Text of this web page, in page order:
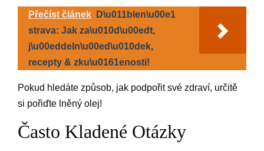
Přečíst článek
D\u011blen\u00e1
strava: Jak za\u010d\u00edt,
j\u00eddeln\u00ed\u010dek,
recepty & zku\u0161enosti!
Pokud hledáte způsob, jak podpořit své zdraví, určitě
si pořiďte lněný olej!
Často Kladené Otázky